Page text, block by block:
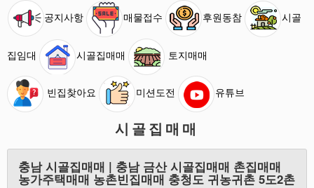
공지사항 매물접수 후원동참 시골
집임대 시골집매매 토지매매
빈집찾아요 미션도전 유튜브
시골집매매
충남 시골집매매 | 충남 금산 시골집매매 촌집매매
농가주택매매 농촌빈집매매 충청도 귀농귀촌 5도2촌